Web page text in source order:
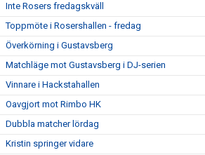
Inte Rosers fredagskväll
Toppmöte i Rosershallen - fredag
Överkörning i Gustavsberg
Matchläge mot Gustavsberg i DJ-serien
Vinnare i Hackstahallen
Oavgjort mot Rimbo HK
Dubbla matcher lördag
Kristin springer vidare